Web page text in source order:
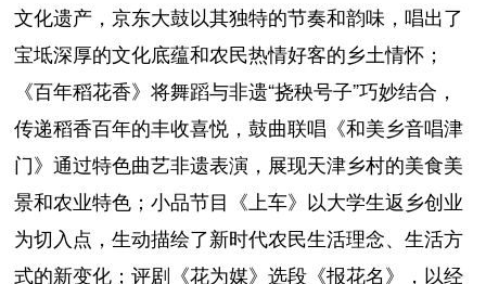
文化遗产，京东大鼓以其独特的节奏和韵味，唱出了
宝坻深厚的文化底蕴和农民热情好客的乡土情怀；
《百年稻花香》将舞蹈与非遗“挠秧号子”巧妙结合，
传递稻香百年的丰收喜悦，鼓曲联唱《和美乡音唱津
门》通过特色曲艺非遗表演，展现天津乡村的美食美
景和农业特色；小品节目《上车》以大学生返乡创业
为切入点，生动描绘了新时代农民生活理念、生活方
式的新变化；评剧《花为媒》选段《报花名》，以经